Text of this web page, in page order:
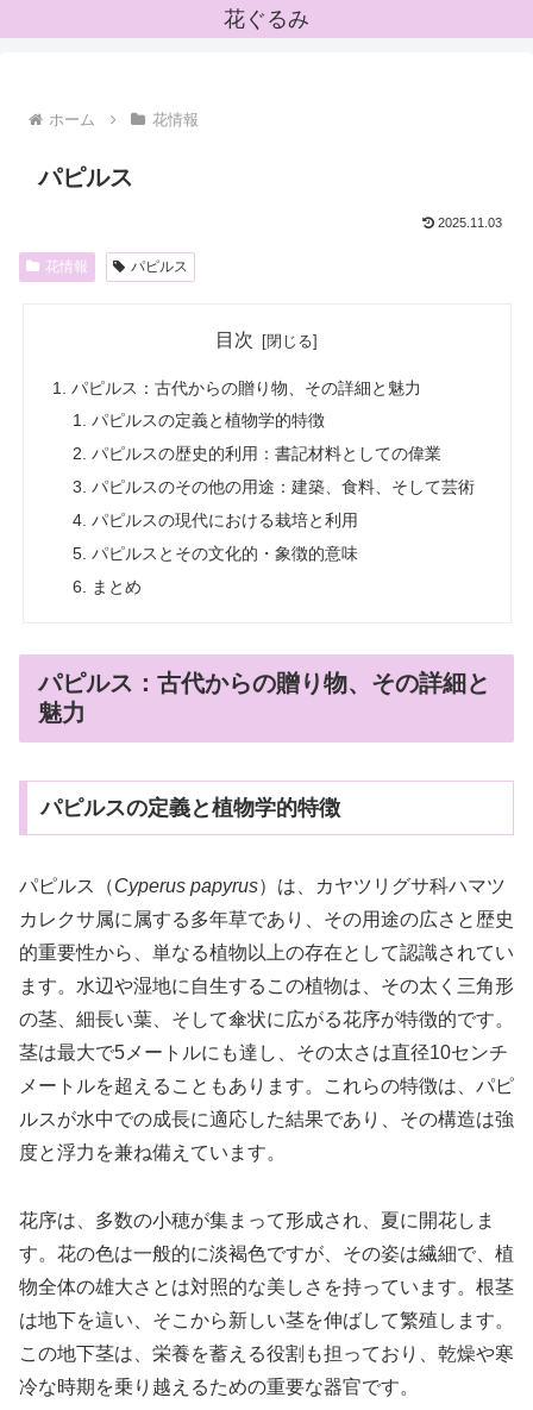
花ぐるみ
ホーム 花情報
パピルス
2025.11.03
花情報 パピルス
目次
パピルス：古代からの贈り物、その詳細と魅力
パピルスの定義と植物学的特徴
パピルスの歴史的利用：書記材料としての偉業
パピルスのその他の用途：建築、食料、そして芸術
パピルスの現代における栽培と利用
パピルスとその文化的・象徴的意味
まとめ
パピルス：古代からの贈り物、その詳細と
魅力
パピルスの定義と植物学的特徴
パピルス（Cyperus papyrus）は、カヤツリグサ科ハマツ
カレクサ属に属する多年草であり、その用途の広さと歴史
的重要性から、単なる植物以上の存在として認識されてい
ます。水辺や湿地に自生するこの植物は、その太く三角形
の茎、細長い葉、そして傘状に広がる花序が特徴的です。
茎は最大で5メートルにも達し、その太さは直径10センチ
メートルを超えることもあります。これらの特徴は、パピ
ルスが水中での成長に適応した結果であり、その構造は強
度と浮力を兼ね備えています。
花序は、多数の小穂が集まって形成され、夏に開花しま
す。花の色は一般的に淡褐色ですが、その姿は繊細で、植
物全体の雄大さとは対照的な美しさを持っています。根茎
は地下を這い、そこから新しい茎を伸ばして繁殖します。
この地下茎は、栄養を蓄える役割も担っており、乾燥や寒
冷な時期を乗り越えるための重要な器官です。